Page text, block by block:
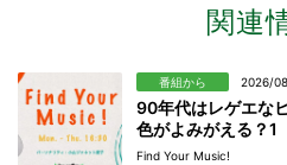
関連
番組から 2026/
90年代はレゲエな
色がよみがえる？1
Find Your Music!